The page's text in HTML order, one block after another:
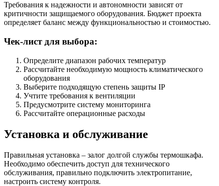
Требования к надежности и автономности зависят от
критичности защищаемого оборудования. Бюджет проекта
определяет баланс между функциональностью и стоимостью.
Чек-лист для выбора:
Определите диапазон рабочих температур
Рассчитайте необходимую мощность климатического
оборудования
Выберите подходящую степень защиты IP
Учтите требования к вентиляции
Предусмотрите систему мониторинга
Рассчитайте операционные расходы
Установка и обслуживание
Правильная установка – залог долгой службы термошкафа.
Необходимо обеспечить доступ для технического
обслуживания, правильно подключить электропитание,
настроить систему контроля.